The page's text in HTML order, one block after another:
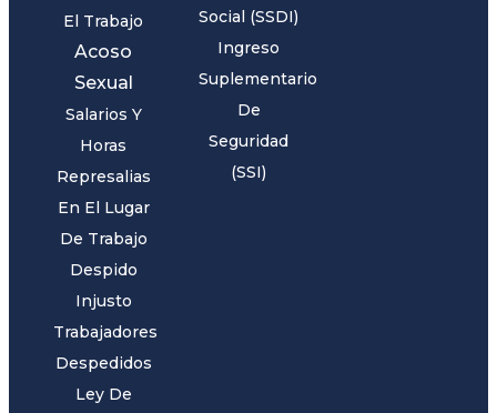
El Trabajo
Acoso
Sexual
Salarios Y
Horas
Represalias
En El Lugar
De Trabajo
Despido
Injusto
Trabajadores
Despedidos
Ley De
Social (SSDI)
Ingreso
Suplementario
De
Seguridad
(SSI)